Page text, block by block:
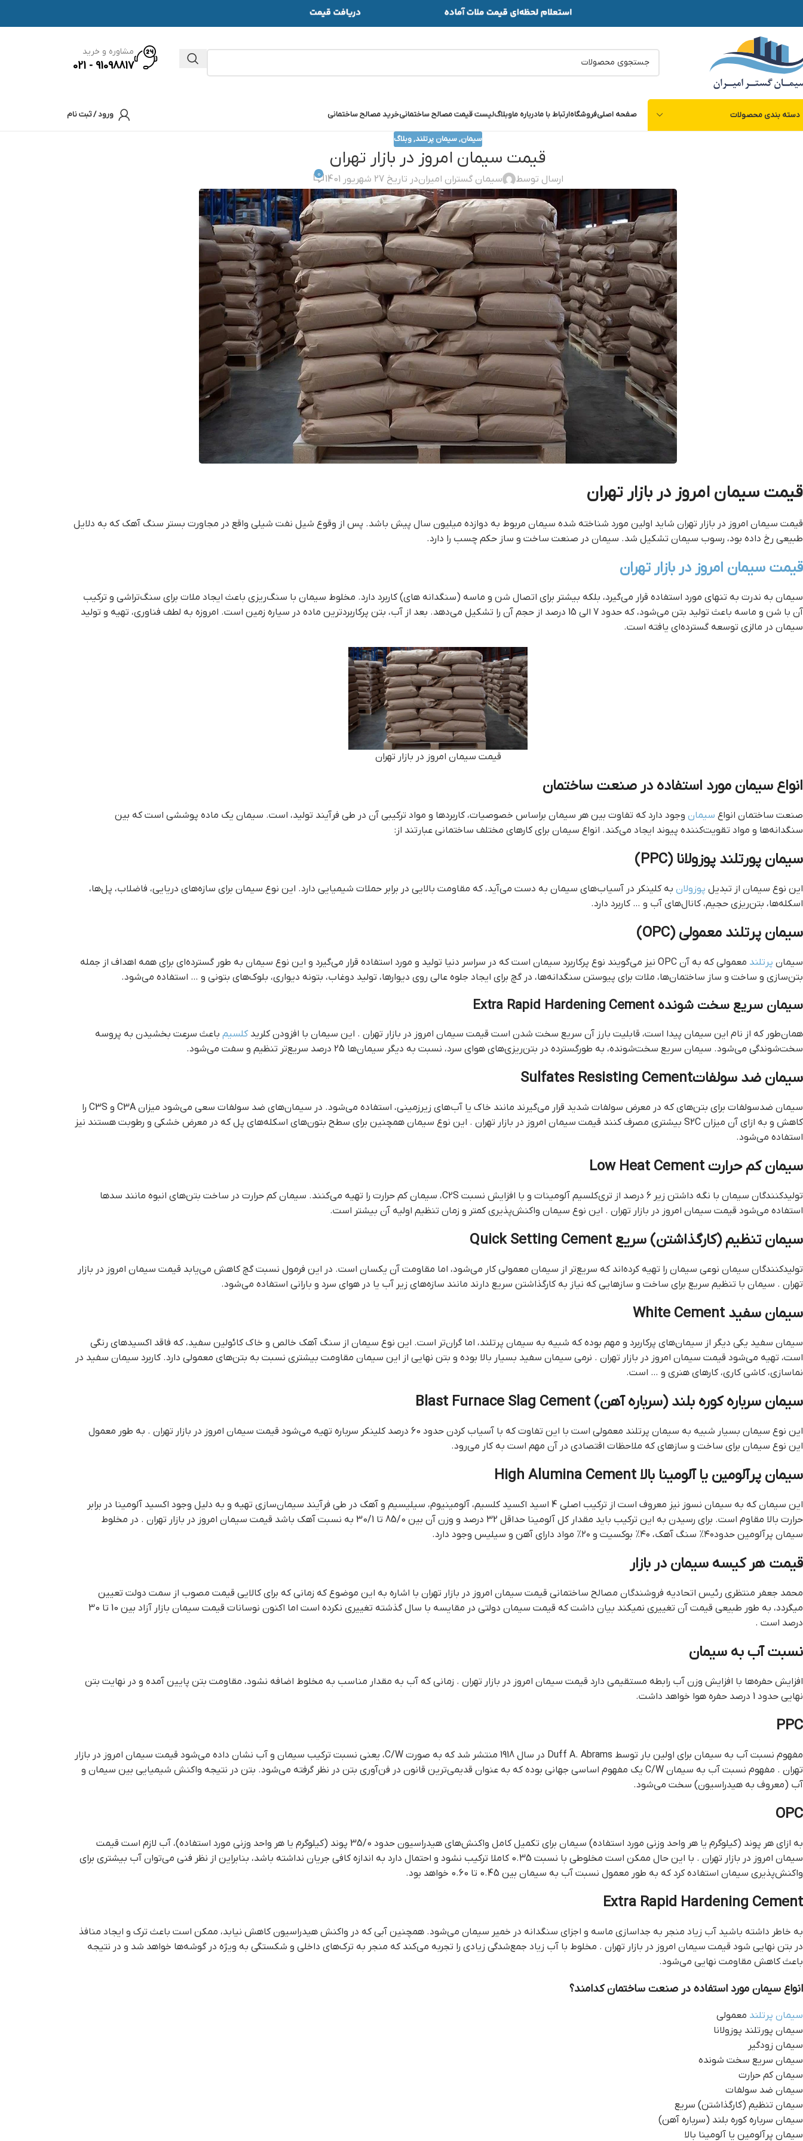
مشاوره و خرید
91098817 - 021
دسته بندی محصولات صفحه اصلیفروشگاهارتباط با مادرباره ماوبلاگلیست قیمت مصالح ساختمانیخرید مصالح ساختمانی ورود / ثبت نام
سیمان,سیمان پرتلند,وبلاگ
قيمت سيمان امروز در بازار تهران
ارسال توسط سیمان گستران امیراندر تاریخ 27 شهریور 1401 0
قيمت سيمان امروز در بازار تهران
قيمت سيمان امروز در بازار تهران شاید اولین مورد شناخته شده سیمان مربوط به دوازده میلیون سال پیش باشد. پس از وقوع شیل نفت شیلی واقع در مجاورت بستر سنگ آهک که به دلایل
طبیعی رخ داده بود، رسوب سیمان تشکیل شد. سیمان در صنعت ساخت و ساز حکم چسب را دارد.
قيمت سيمان امروز در بازار تهران
سیمان به ندرت به تنهای مورد استفاده قرار می‌گیرد، بلکه بیشتر برای اتصال شن و ماسه (سنگدانه‎ های) کاربرد دارد. مخلوط سیمان با سنگ‌ریزی باعث ایجاد ملات برای سنگ‌تراشی و ترکیب
آن با شن و ماسه باعث تولید بتن می‌شود، که حدود 7 الی 15 درصد از حجم آن را تشکیل می‌دهد. بعد از آب، بتن پرکاربردترین ماده در سیاره زمین است. امروزه به لطف فناوری، تهیه و تولید
سیمان در مالزی توسعه گسترده‌ای یافته است.
قيمت سيمان امروز در بازار تهران
انواع سیمان مورد استفاده در صنعت ساختمان
صنعت ساختمان انواع سیمان وجود دارد که تفاوت بین هر سیمان براساس خصوصیات، کاربردها و مواد ترکیبی آن در طی فرآیند تولید، است. سیمان یک ماده پوششی است که بین
سنگدانه‌ها و مواد تقویت‌کننده پیوند ایجاد می‌کند. انواع سیمان برای کارهای مختلف ساختمانی عبارتند از:
سیمان پورتلند پوزولانا (PPC)
این نوع سیمان از تبدیل پوزولان به کلینکر در آسیا‌‌ب‌های سیمان به دست می‌آید، که مقاومت بالایی در برابر حملات شیمیایی دارد. این نوع سیمان برای سازه‌های دریایی، فاضلاب، پل‌ها،
اسکله‌ها، بتن‌ریزی حجیم، کانال‌های آب و … کاربرد دارد.
سیمان پرتلند معمولی (OPC)
سیمان پرتلند
معمولی که به آن OPC نیز می‌گویند نوع پرکاربرد سیمان است که در سراسر دنیا تولید و مورد استفاده قرار می‌گیرد و این نوع سیمان به طور گسترده‌ای برای همه اهداف از جمله
بتن‌سازی و ساخت و ساز ساختمان‌ها، ملات برای پیوستن سنگدانه‌ها، در گچ برای ایجاد جلوه عالی روی دیوارها، تولید دوغاب، بتونه دیواری، بلوک‌های بتونی و … استفاده می‌شود.
سیمان سریع سخت شونده Extra Rapid Hardening Cement
همان‌طور که از نام این سیمان پیدا است، قابلیت بارز آن سریع سخت شدن است قيمت سيمان امروز در بازار تهران . این سیمان با افزودن کلرید کلسیم باعث سرعت بخشیدن به پروسه
سخت‌شوندگی می‌شود. سیمان سریع سخت‌شونده، به طورگسترده در بتن‌ریزی‌های هوای سرد، نسبت به دیگر سیمان‌ها 25 درصد سریع‌تر تنظیم و سفت می‌شود.
سیمان ضد سولفاتSulfates Resisting Cement
سیمان ضدسولفات برای بتن‌های که در معرض سولفات شدید قرار می‌گیرند مانند خاک یا آب‌های زیرزمینی، استفاده می‌شود. در سیمان‌های ضد سولفات سعی می‌شود میزان C3A و C3S را
کاهش و به ازای آن میزان S2C بیشتری مصرف کنند قيمت سيمان امروز در بازار تهران . این نوع سیمان همچنین برای سطح بتون‌های اسکله‌های پل که در معرض خشکی و رطوبت هستند نیز
استفاده می‌شود.
سیمان کم حرارت Low Heat Cement
تولیدکنندگان سیمان با نگه داشتن زیر 6 درصد از تری‌کلسیم آلومینات و با افزایش نسبت C2S، سیمان کم حرارت را تهیه می‌کنند. سیمان کم حرارت در ساخت بتن‌های انبوه مانند سدها
استفاده می‌شود قيمت سيمان امروز در بازار تهران . این نوع سیمان واکنش‌پذیری کمتر و زمان تنظیم اولیه آن بیشتر است.
سیمان تنظیم (کارگذاشتن) سریع Quick Setting Cement
تولیدکنندگان سیمان نوعی سیمان را تهیه کرده‌اند که سریع‌تر از سیمان معمولی کار می‌شود، اما مقاومت آن یکسان است. در این فرمول نسبت گچ کاهش می‌یابد قيمت سيمان امروز در بازار
تهران . سیمان با تنظیم سریع برای ساخت و سازهایی که نیاز به کارگذاشتن سریع دارند مانند سازه‌های زیر آب یا در هوای سرد و بارانی استفاده می‌شود.
سیمان سفید White Cement
سیمان سفید یکی دیگر از سیمان‌های پرکاربرد و مهم بوده که شبیه به سیمان پرتلند، اما گران‌تر است. این نوع سیمان از سنگ آهک خالص و خاک کائولین سفید، که فاقد اکسیدهای رنگی
است، تهیه می‌شود قيمت سيمان امروز در بازار تهران . نرمی سیمان سفید بسیار بالا بوده و بتن نهایی از این سیمان مقاومت بیشتری نسبت به بتن‌های معمولی دارد. کاربرد سیمان سفید در
نماسازی، کاشی کاری، کارهای هنری و … است.
سیمان سرباره کوره بلند (سرباره آهن) Blast Furnace Slag Cement
این نوع سیمان بسیار شبیه به سیمان پرتلند معمولی است با این تفاوت که با آسیاب کردن حدود 60 درصد کلینکر سرباره تهیه می‌شود قيمت سيمان امروز در بازار تهران . به طور معمول
این نوع سیمان برای ساخت و سازهای که ملاحظات اقتصادی در آن مهم است به کار می‌رود.
سیمان پرآلومین یا آلومینا بالا High Alumina Cement
این سیمان که به سیمان نسوز نیز معروف است از ترکیب اصلی 4 اسید اکسید کلسیم، آلومینیوم، سیلیسیم و آهک در طی فرآیند سیمان‌سازی تهیه و به دلیل وجود اکسید آلومینا در برابر
حرارت بالا مقاوم است. برای رسیدن به این ترکیب باید مقدار کل آلومینا حداقل 32 درصد و وزن آن بین 85/0 تا 30/1 به نسبت آهک باشد قيمت سيمان امروز در بازار تهران . در مخلوط
سیمان پرآلومین حدود۴۰% سنگ آهک، ۴۰% بوكسیت و ۲۰% مواد دارای آهن و سیلیس وجود دارد.
قیمت هر کیسه سیمان در بازار
محمد جعفر منتظری رئیس اتحادیه فروشندگان مصالح ساختمانی قيمت سيمان امروز در بازار تهران با اشاره به این موضوع که زمانی که برای کالایی قیمت مصوب از سمت دولت تعیین
میگردد، به طور طبیعی قیمت آن تغییری نمیکند بیان داشت که قیمت سیمان دولتی در مقایسه با سال گذشته تغییری نکرده است اما اکنون نوسانات قیمت سیمان بازار آزاد بین 10 تا 30
درصد است .
نسبت آب به سیمان
افزایش حفره‌ها با افزایش وزن آب رابطه مستقیمی دارد قيمت سيمان امروز در بازار تهران . زمانی که آب به مقدار مناسب به مخلوط اضافه نشود، مقاومت بتن پایین آمده و در نهایت بتن
نهایی حدود 1 درصد حفره هوا خواهد داشت.
PPC
مفهوم نسبت آب به سیمان برای اولین بار توسط Duff A. Abrams در سال 1918 منتشر شد که به صورت C/W، یعنی نسبت ترکیب سیمان و آب نشان داده می‌شود قيمت سيمان امروز در بازار
تهران . مفهوم نسبت آب به سیمان C/W یک مفهوم اساسی جهانی بوده که به عنوان قدیمی‌ترین قانون در فن‌آوری بتن در نظر گرفته می‌شود. بتن در نتیجه واکنش شیمیایی بین سیمان و
آب (معروف به هیدراسیون) سخت می‌شود.
OPC
به ازای هر پوند (کیلوگرم یا هر واحد وزنی مورد استفاده) سیمان برای تکمیل کامل واکنش‌های هیدراسیون حدود 35/0 پوند (کیلوگرم یا هر واحد وزنی مورد استفاده)، آب لازم است قيمت
سيمان امروز در بازار تهران . با این حال ممکن است مخلوطی با نسبت 0.35 کاملا ترکیب نشود و احتمال دارد به اندازه کافی جریان نداشته باشد، بنابراین از نظر فنی می‌توان آب بیشتری برای
واکنش‌پذیری سیمان استفاده کرد که به طور معمول نسبت آب به سیمان بین 0.45 تا 0.60 خواهد بود.
Extra Rapid Hardening Cement
به خاطر داشته باشید آب زیاد منجر به جداسازی ماسه و اجزای سنگدانه در خمیر سیمان می‌شود. همچنین آبی که در واکنش هیدراسیون کاهش نیابد، ممکن است باعث ترک و ایجاد منافذ
در بتن نهایی شود قيمت سيمان امروز در بازار تهران . مخلوط با آب زیاد جمع‌شدگی زیادی را تجربه می‌کند که منجر به ترک‌های داخلی و شکستگی به ویژه در گوشه‌ها خواهد شد و در نتیجه
باعث کاهش مقاومت نهایی می‌شود.
انواع سیمان مورد استفاده در صنعت ساختمان کدامند؟
سیمان پرتلند معمولی
سیمان پورتلند پوزولانا
سیمان زودگیر
سیمان سریع سخت شونده
سیمان کم حرارت
سیمان ضد سولفات
سیمان تنظیم (کارگذاشتن) سریع
سیمان سرباره کوره بلند (سرباره آهن)
سیمان پرآلومین یا آلومینا بالا